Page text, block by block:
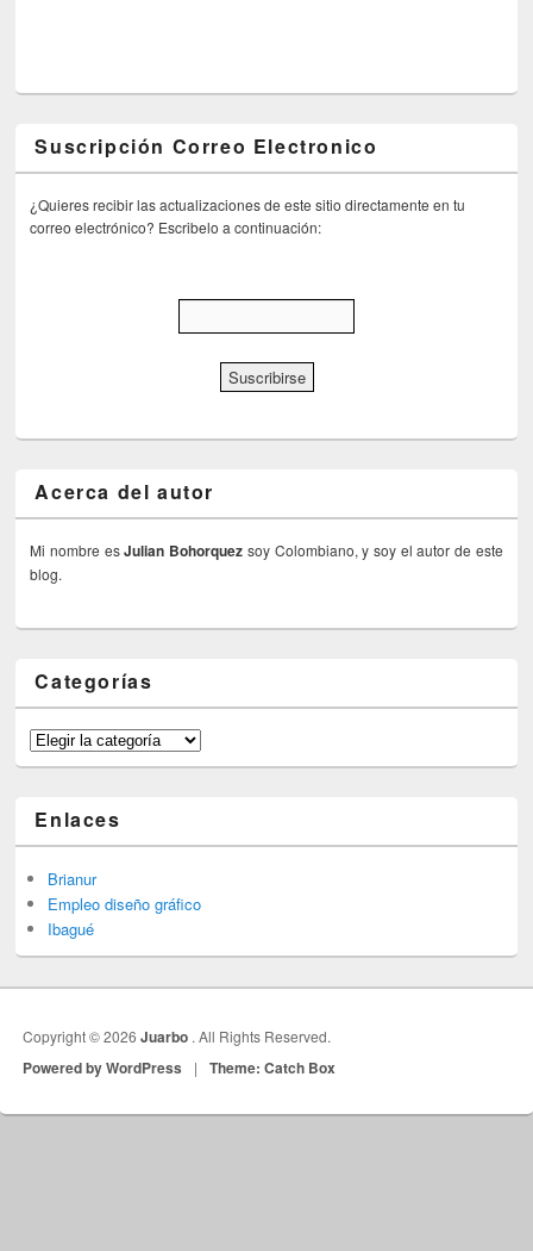
Suscripción Correo Electronico
¿Quieres recibir las actualizaciones de este sitio directamente en tu
correo electrónico? Escribelo a continuación:
Acerca del autor
Mi nombre esJulian Bohorquez soy Colombiano, y soy el autor de este
blog.
Categorías
Categorías
Enlaces
Brianur
Empleo diseño gráfico
Ibagué
Copyright © 2026Juarbo . All Rights Reserved.
Powered by WordPress | Theme: Catch Box